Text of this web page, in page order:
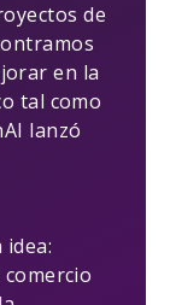
de
en la
tal como
lanzó